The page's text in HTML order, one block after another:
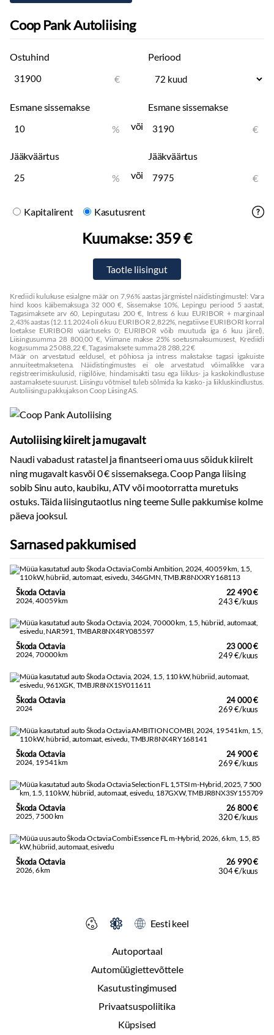
Coop Pank Autoliising
Ostuhind
€
Periood
Esmane sissemakse
%
või
Esmane sissemakse
€
Jääkväärtus
%
või
Jääkväärtus
€
Kapitalirent Kasutusrent
Kuumakse: 359 €
Krediidi kulukuse esialgne määr on 7,96% aastas järgmistel näidistingimustel: Vara
hind koos käibemaksuga 32 000 €, Sissemakse 10%, Lepingu periood 5 aastat,
Tagasimaksete arv 60, Lepingutasu 200 €, Intress 6 kuu EURIBOR + marginaal
2,43% aastas (12.11.2024 oli 6 kuu EURIBOR 2,822%, negatiivse EURIBORI korral
loetakse EURIBORI väärtuseks 0; EURIBOR võib muutuda iga 6 kuu järel),
Liisingusumma 28 800,00 €, Viimane makse 25% soetusmaksumusest, Krediidi
kogusumma 25 088,22 €, Tagasimaksete summa 28 288,22 €
Määr on arvestatud eeldusel, et põhiosa ja intress makstakse tagasi igakuiste
annuiteetmaksetena. Näidistingimustes ei ole arvestatud võimalikke vara
registreerimiskulusid, riigilõive, hindamisakti tasu ega liiklus- ja kaskokindlustuse
aastamaksete suurust. Liisingu võtmisel tuleb sõlmida ka kasko- ja liikluskindlustus.
Autoliisingu pakkujaks on Coop Liising AS.
Autoliising kiirelt ja mugavalt
Naudi vabadust ratastel ja finantseeri oma uus sõiduk kiirelt
ning mugavalt kasvõi 0 € sissemaksega. Coop Panga liising
sobib Sinu auto, kaubiku, ATV või mootorratta muretuks
ostuks. Täida liisingutaotlus ning teeme Sulle pakkumise kolme
päeva jooksul.
Sarnased pakkumised
Škoda Octavia
2024, 40 059 km
22 490 €
243 €/kuus
Škoda Octavia
2024, 70 000 km
23 000 €
249 €/kuus
Škoda Octavia
2024
24 000 €
269 €/kuus
Škoda Octavia
2024, 19 541 km
24 900 €
269 €/kuus
Škoda Octavia
2025, 7 500 km
26 800 €
320 €/kuus
Škoda Octavia
2026, 6 km
26 990 €
304 €/kuus
Autoportaal
Automüügiettevõttele
Kasutustingimused
Privaatsuspoliitika
Küpsised
Eesti keel